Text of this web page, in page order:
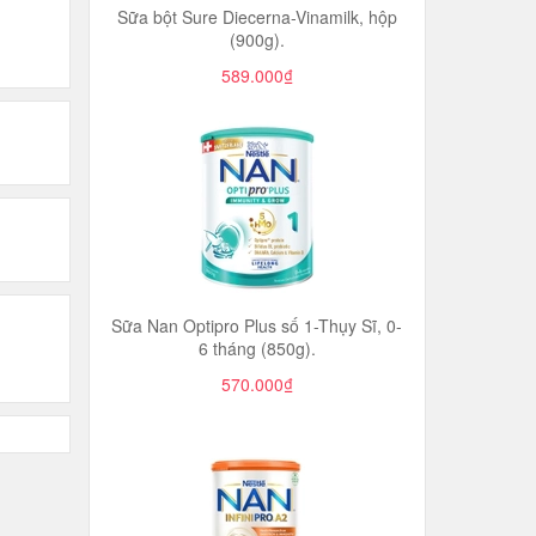
Sữa bột Sure Diecerna-Vinamilk, hộp
(900g).
589.000₫
Sữa Nan Optipro Plus số 1-Thụy Sĩ, 0-
6 tháng (850g).
570.000₫